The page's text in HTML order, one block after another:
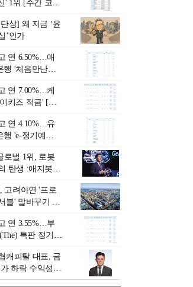
' 1위 [주간 코스
상] 왜 지금 ‘윤
’인가
연 6.50%…애
행 '처음만난적
연 7.00%…케
키즈 적금' [이
연 4.10%…유
행 'e-정기예
로벌 1위, 로봇
탄생 :애지봇(A
첨단기업 리포
고려아연 '프로
블' 말바꾸기 논
연 3.55%…부
특판 정기예
캐피탈 대표, 금
하락 수익성
렌터카 중심 자